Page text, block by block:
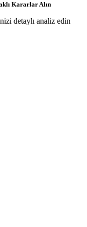
Kararlar Alın
detaylı analiz edin